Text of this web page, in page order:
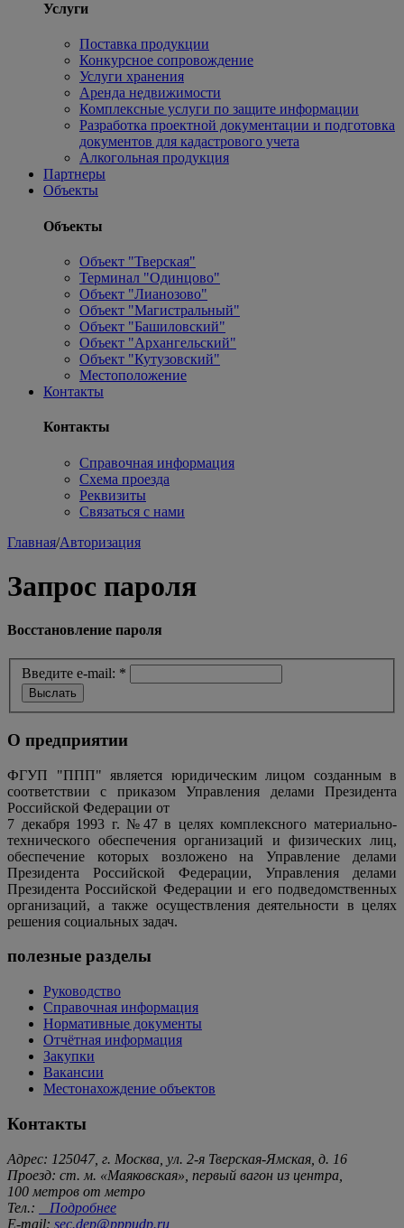
Услуги
Поставка продукции
Конкурсное сопровождение
Услуги хранения
Аренда недвижимости
Комплексные услуги по защите информации
Разработка проектной документации и подготовка
документов для кадастрового учета
Алкогольная продукция
Партнеры
Объекты
Объекты
Объект "Тверская"
Терминал "Одинцово"
Объект "Лианозово"
Объект "Магистральный"
Объект "Башиловский"
Объект "Архангельский"
Объект "Кутузовский"
Местоположение
Контакты
Контакты
Справочная информация
Схема проезда
Реквизиты
Связаться с нами
Главная/Авторизация
Запрос пароля
Восстановление пароля
Введите e-mail: *
О предприятии
ФГУП "ППП" является юридическим лицом созданным в
соответствии с приказом Управления делами Президента
Российской Федерации от
7 декабря 1993 г. №47 в целях комплексного материально-
технического обеспечения организаций и физических лиц,
обеспечение которых возложено на Управление делами
Президента Российской Федерации, Управления делами
Президента Российской Федерации и его подведомственных
организаций, а также осуществления деятельности в целях
решения социальных задач.
полезные разделы
Руководство
Справочная информация
Нормативные документы
Отчётная информация
Закупки
Вакансии
Местонахождение объектов
Контакты
Адрес: 125047, г. Москва, ул. 2-я Тверская-Ямская, д. 16
Проезд: ст. м. «Маяковская», первый вагон из центра,
100 метров от метро
Тел.:
Подробнее
E-mail: sec.dep@pppudp.ru